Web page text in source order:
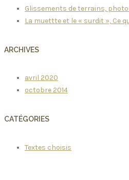
Glissements de terrains,
La muettte et le « surdit », Ce
ARCHIVES
avril 2020
octobre 2014
CATÉGORIES
Textes choisis